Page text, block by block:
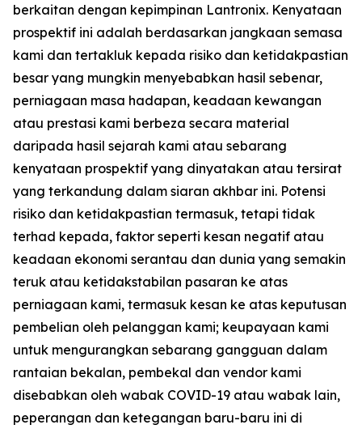
berkaitan dengan kepimpinan Lantronix. Kenyataan
prospektif ini adalah berdasarkan jangkaan semasa
kami dan tertakluk kepada risiko dan ketidakpastian
besar yang mungkin menyebabkan hasil sebenar,
perniagaan masa hadapan, keadaan kewangan
atau prestasi kami berbeza secara material
daripada hasil sejarah kami atau sebarang
kenyataan prospektif yang dinyatakan atau tersirat
yang terkandung dalam siaran akhbar ini. Potensi
risiko dan ketidakpastian termasuk, tetapi tidak
terhad kepada, faktor seperti kesan negatif atau
keadaan ekonomi serantau dan dunia yang semakin
teruk atau ketidakstabilan pasaran ke atas
perniagaan kami, termasuk kesan ke atas keputusan
pembelian oleh pelanggan kami; keupayaan kami
untuk mengurangkan sebarang gangguan dalam
rantaian bekalan, pembekal dan vendor kami
disebabkan oleh wabak COVID-19 atau wabak lain,
peperangan dan ketegangan baru-baru ini di